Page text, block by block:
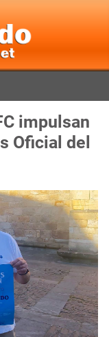
impulsan
Oficial del